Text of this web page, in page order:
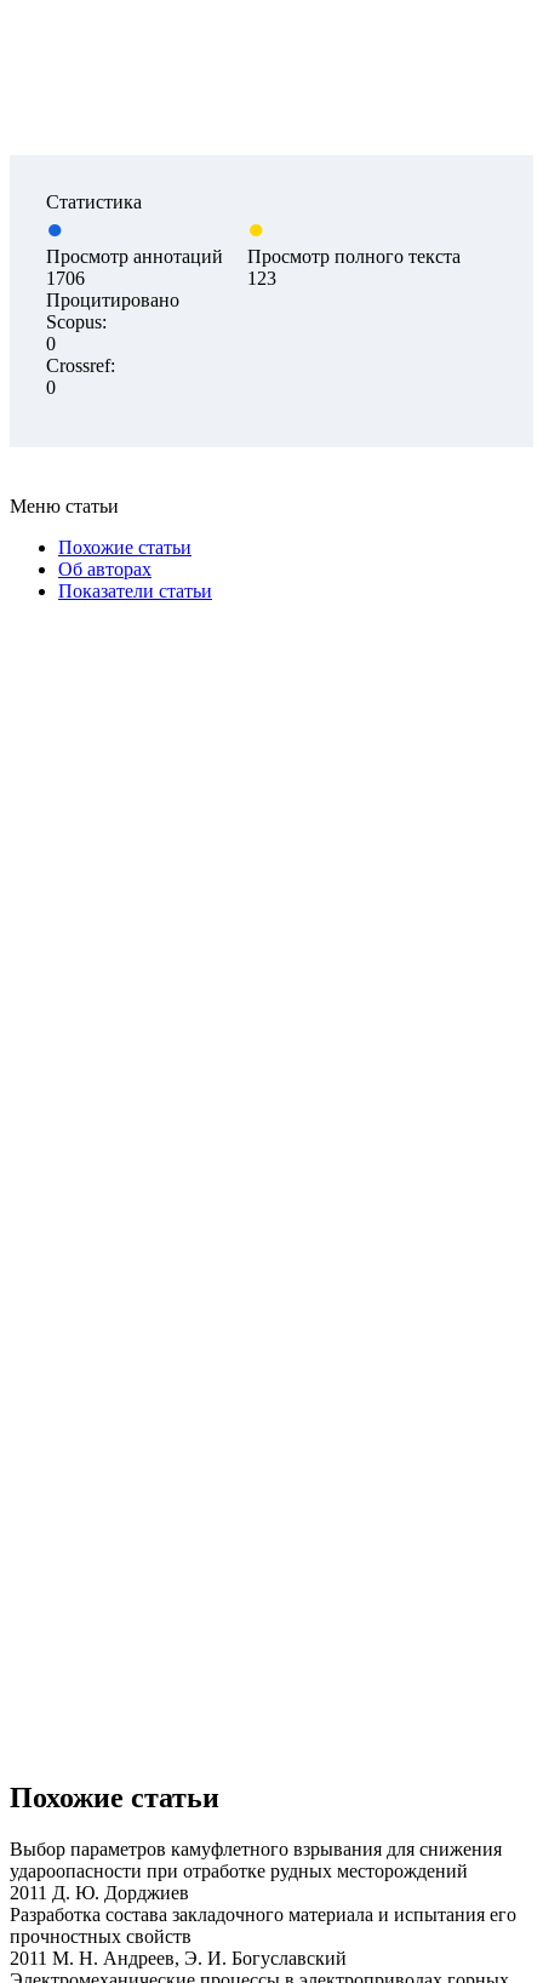
Статистика
Просмотр аннотаций
1706
Просмотр полного текста
123
Процитировано
Scopus:
0
Crossref:
0
Меню статьи
Похожие статьи
Об авторах
Показатели статьи
Похожие статьи
Выбор параметров камуфлетного взрывания для снижения
удароопасности при отработке рудных месторождений
2011 Д. Ю. Дорджиев
Разработка состава закладочного материала и испытания его
прочностных свойств
2011 М. Н. Андреев, Э. И. Богуславский